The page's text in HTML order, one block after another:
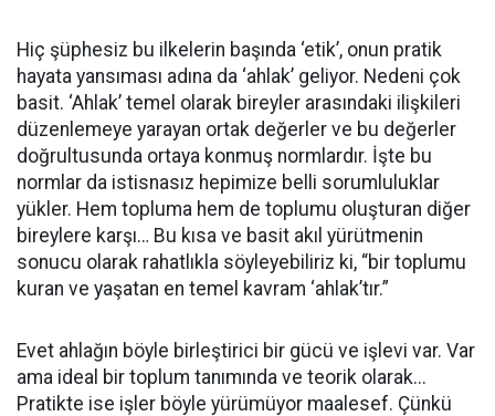
Hiç şüphesiz bu ilkelerin başında ‘etik’, onun pratik
hayata yansıması adına da ‘ahlak’ geliyor. Nedeni çok
basit. ‘Ahlak’ temel olarak bireyler arasındaki ilişkileri
düzenlemeye yarayan ortak değerler ve bu değerler
doğrultusunda ortaya konmuş normlardır. İşte bu
normlar da istisnasız hepimize belli sorumluluklar
yükler. Hem topluma hem de toplumu oluşturan diğer
bireylere karşı… Bu kısa ve basit akıl yürütmenin
sonucu olarak rahatlıkla söyleyebiliriz ki, “bir toplumu
kuran ve yaşatan en temel kavram ‘ahlak’tır.”
Evet ahlağın böyle birleştirici bir gücü ve işlevi var. Var
ama ideal bir toplum tanımında ve teorik olarak...
Pratikte ise işler böyle yürümüyor maalesef. Çünkü